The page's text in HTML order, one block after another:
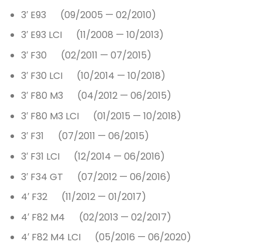
3′ E93 (09/2005 — 02/2010)
3′ E93 LCI (11/2008 — 10/2013)
3′ F30 (02/2011 — 07/2015)
3′ F30 LCI (10/2014 — 10/2018)
3′ F80 M3 (04/2012 — 06/2015)
3′ F80 M3 LCI (01/2015 — 10/2018)
3′ F31 (07/2011 — 06/2015)
3′ F31 LCI (12/2014 — 06/2016)
3′ F34 GT (07/2012 — 06/2016)
4′ F32 (11/2012 — 01/2017)
4′ F82 M4 (02/2013 — 02/2017)
4′ F82 M4 LCI (05/2016 — 06/2020)